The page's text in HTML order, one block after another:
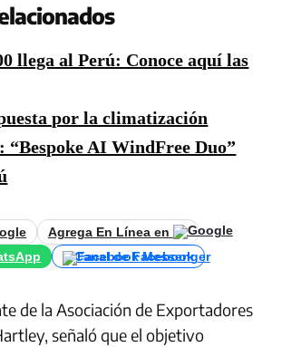
llega al Perú: Conoce aquí las
por la climatización
“Bespoke AI WindFree Duo”
Agrega En Línea en
Canal de Facebook
de la Asociación de Exportadores
señaló que el objetivo